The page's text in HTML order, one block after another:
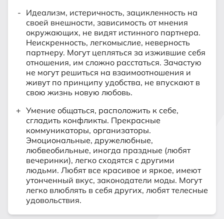
Идеализм, истеричность, зацикленность на
своей внешности, зависимость от мнения
окружающих, не видят истинного партнера.
Неискренность, легкомыслие, неверность
партнеру. Могут цепляться за изжившие себя
отношения, им сложно расстаться. Зачастую
не могут решиться на взаимоотношения и
живут по принципу удобства, не впускают в
свою жизнь новую любовь.
Умение общаться, расположить к себе,
сгладить конфликты. Прекрасные
коммуникаторы, организаторы.
Эмоциональные, дружелюбные,
любвеобильные, иногда праздные (любят
вечеринки), легко сходятся с другими
людьми. Любят все красивое и яркое, имеют
утонченный вкус, законодатели моды. Могут
легко влюблять в себя других, любят телесные
удовольствия.